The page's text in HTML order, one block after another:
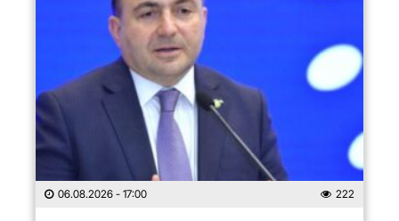
06.08.2026 - 17:00 222